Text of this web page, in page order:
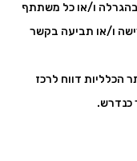
בהגרלה ו/או כל משתתף
ו/או תביעה בקשר
הכלליות דווח לרכז
כנדרש.